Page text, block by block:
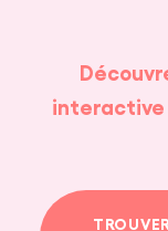
interactive